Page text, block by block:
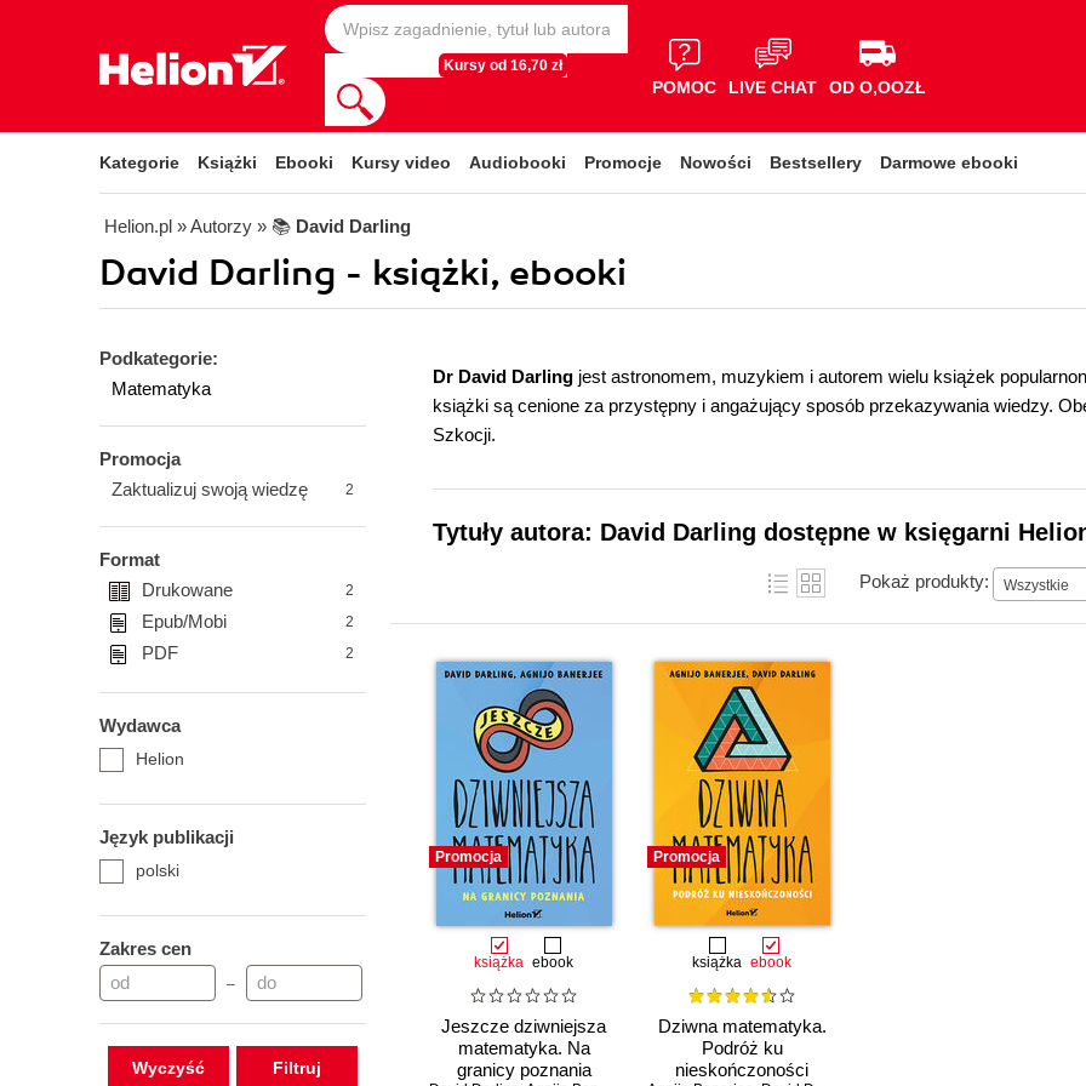
Kursy od 16,70 zł
POMOC LIVE CHAT OD O,OOZŁ
Kategorie Książki Ebooki Kursy video Audiobooki Promocje Nowości Bestsellery Darmowe ebooki
Helion.pl » Autorzy » 📚 David Darling
David Darling - książki, ebooki
Podkategorie:
Matematyka
Promocja
Zaktualizuj swoją wiedzę
2
Format
Drukowane
2
Epub/Mobi 2
PDF 2
Wydawca
Helion
Język publikacji
polski
Zakres cen
–
Wyczyść
Dr David Darling jest astronomem, muzykiem i autorem wielu książek
książki są cenione za przystępny i angażujący sposób przekazywania wiedzy.
Szkocji.
Tytuły autora: David Darling dostępne w księgarni
Pokaż produkty: Wszystkie
Promocja
książka ebook
Jeszcze dziwniejsza
matematyka. Na
granicy poznania
Promocja
książka ebook
Dziwna matematyka.
Podróż ku
nieskończoności